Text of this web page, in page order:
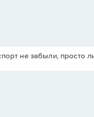
не забыли, просто